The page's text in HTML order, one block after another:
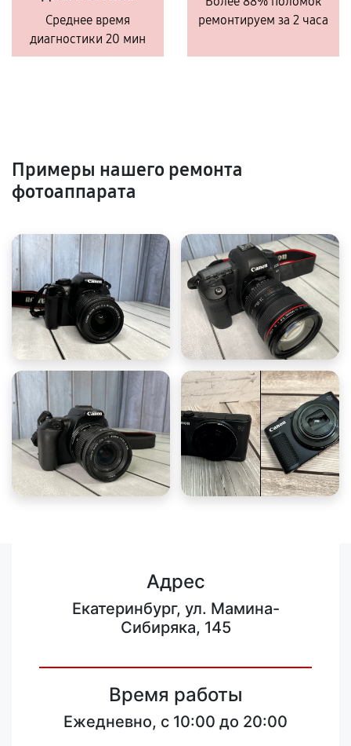
Среднее время
диагностики 20 мин
ремонтируем за 2 часа
Примеры нашего ремонта
фотоаппарата
Адрес
Екатеринбург, ул. Мамина-
Сибиряка, 145
Время работы
Ежедневно, с 10:00 до 20:00